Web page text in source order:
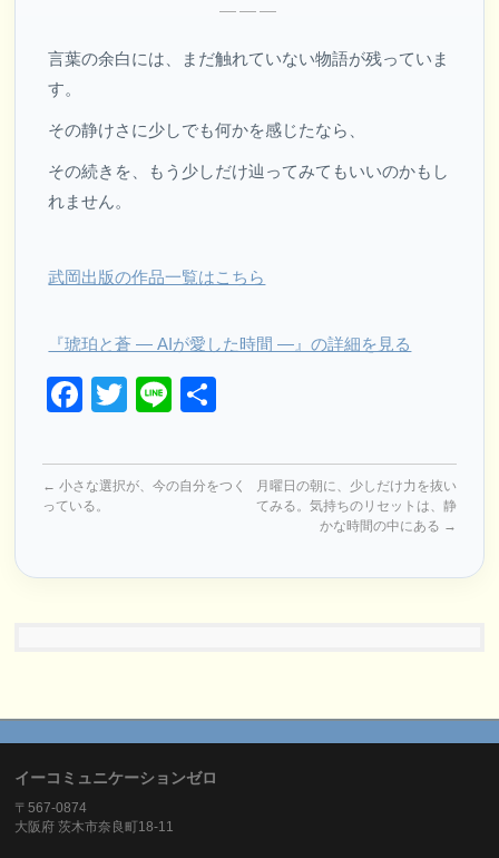
———
言葉の余白には、まだ触れていない物語が残っていま
す。
その静けさに少しでも何かを感じたなら、
その続きを、もう少しだけ辿ってみてもいいのかもし
れません。
武岡出版の作品一覧はこちら
『琥珀と蒼 ― AIが愛した時間 ―』の詳細を見る
Facebook
Twitter
Line
← 小さな選択が、今の自分をつく
っている。
月曜日の朝に、少しだけ力を抜い
てみる。気持ちのリセットは、静
かな時間の中にある →
イーコミュニケーションゼロ
〒567-0874
大阪府 茨木市奈良町18-11